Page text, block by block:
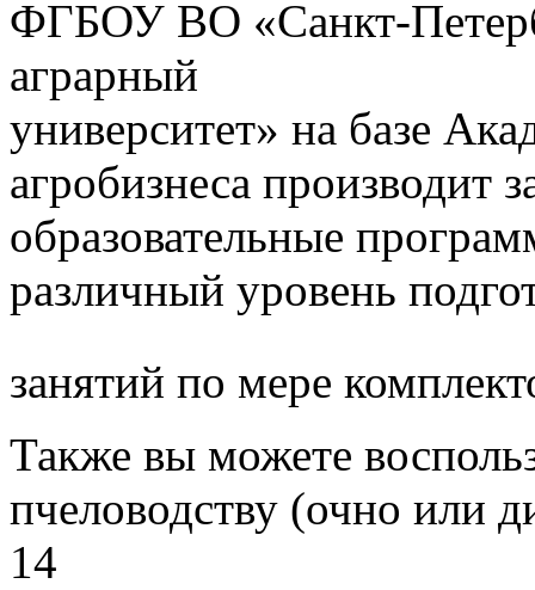
ФГБОУ ВО «Санкт-
аграрный
университет» на базе
агробизнеса производит
образовательные
различный уровень
занятий по мере
Также вы можете
пчеловодству (очно или
14